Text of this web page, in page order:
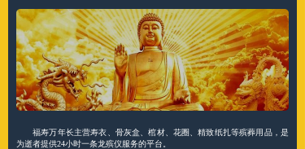
福寿万年长主营寿衣、骨灰盒、棺材、花圈、精致纸扎等殡葬用品，是
为逝者提供24小时一条龙殡仪服务的平台。